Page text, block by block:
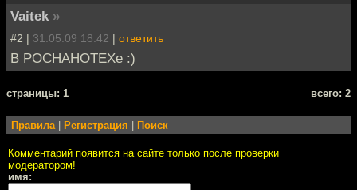
Vaitek »
#2 | 31.05.09 18:42 | ответить
В РОСНАНОТЕХе :)
cтраницы: 1 всего: 2
Правила Регистрация Поиск
Комментарий появится на сайте только после проверки
модератором!
имя: